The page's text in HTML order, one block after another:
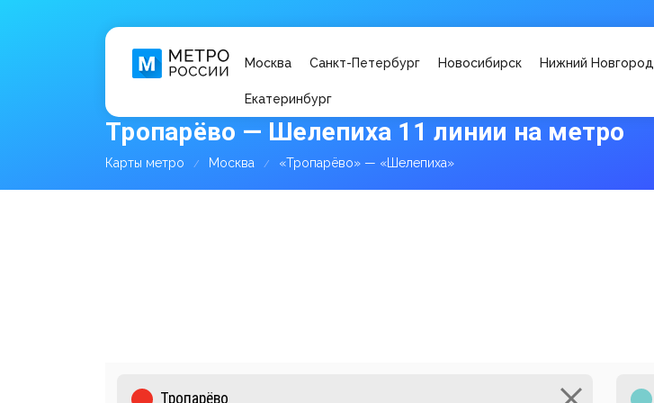
Москва Санкт-Петербург Новосибирск Нижний Новгород
Екатеринбург
Тропарёво — Шелепиха 11 линии на метро
Карты метро Москва «Тропарёво» — «Шелепиха»